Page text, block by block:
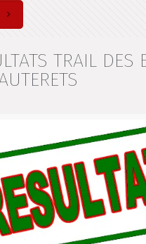
TRAIL DES